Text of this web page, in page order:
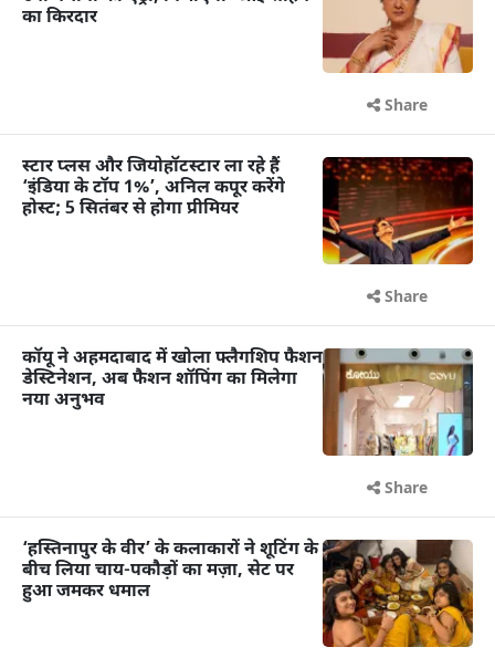
का किरदार
Share
स्टार प्लस और जियोहॉटस्टार ला रहे हैं
‘इंडिया के टॉप 1%’, अनिल कपूर करेंगे
होस्ट; 5 सितंबर से होगा प्रीमियर
Share
कॉयू ने अहमदाबाद में खोला फ्लैगशिप फैशन
डेस्टिनेशन, अब फैशन शॉपिंग का मिलेगा
नया अनुभव
Share
‘हस्तिनापुर के वीर’ के कलाकारों ने शूटिंग के
बीच लिया चाय-पकौड़ों का मज़ा, सेट पर
हुआ जमकर धमाल